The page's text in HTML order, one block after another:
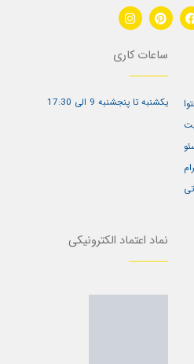
F
a
c
P
i
n
t
e
e
s
t
I
n
s
t
a
r
m
ساعات کاری
یکشنبه تا پنجشنبه 9 الی 17:30
نماد اعتماد الکترونیکی